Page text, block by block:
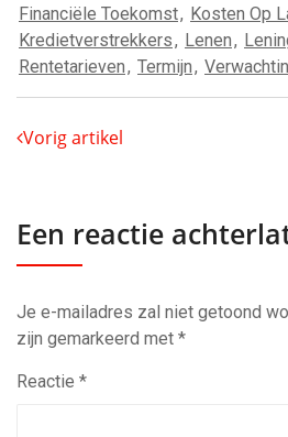
Financiële Toekomst, Kosten Op
Kredietverstrekkers, Lenen,
Rentetarieven, Termijn,
Vorig artikel
Een reactie
Je e-mailadres zal niet getoond
zijn gemarkeerd met *
Reactie *